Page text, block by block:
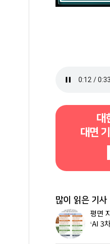
대
대면
많이 읽은 기사
평면
‘AI 3